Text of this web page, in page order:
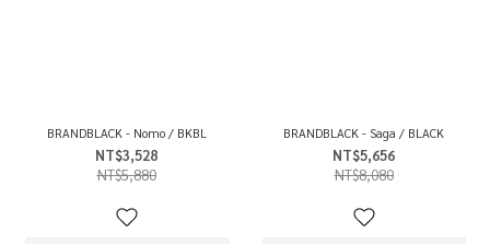
BRANDBLACK - Nomo / BKBL
NT$3,528
NT$5,880
BRANDBLACK - Saga / BLACK
NT$5,656
NT$8,080